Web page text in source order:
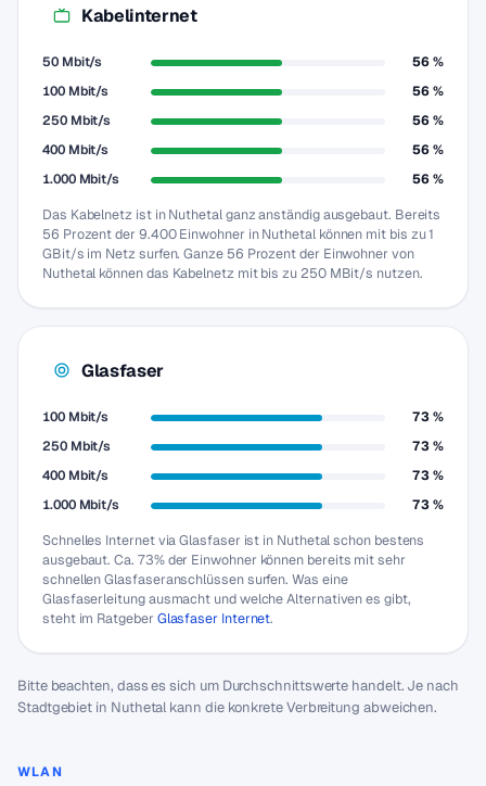
Kabelinternet
50 Mbit/s
56 %
100 Mbit/s
56 %
250 Mbit/s
56 %
400 Mbit/s
56 %
1.000 Mbit/s
56 %
Das Kabelnetz ist in Nuthetal ganz anständig ausgebaut. Bereits
56 Prozent der 9.400 Einwohner in Nuthetal können mit bis zu 1
GBit/s im Netz surfen. Ganze 56 Prozent der Einwohner von
Nuthetal können das Kabelnetz mit bis zu 250 MBit/s nutzen.
Glasfaser
100 Mbit/s
73 %
250 Mbit/s
73 %
400 Mbit/s
73 %
1.000 Mbit/s
73 %
Schnelles Internet via Glasfaser ist in Nuthetal schon bestens
ausgebaut. Ca. 73% der Einwohner können bereits mit sehr
schnellen Glasfaseranschlüssen surfen. Was eine
Glasfaserleitung ausmacht und welche Alternativen es gibt,
steht im Ratgeber Glasfaser Internet.
Bitte beachten, dass es sich um Durchschnittswerte handelt. Je nach
Stadtgebiet in Nuthetal kann die konkrete Verbreitung abweichen.
WLAN